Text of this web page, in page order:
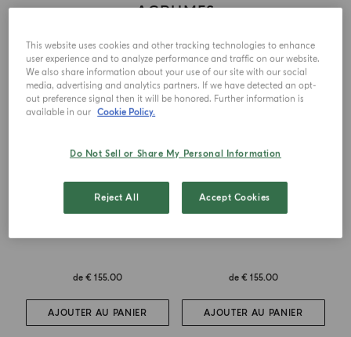
AGRUMES
NOUVEAUTÉS
de€ 155.00
AJOUTER AU PANIER
BEST SELLERS
de€ 155.00
AJOUTER AU PANIER
This website uses cookies and other tracking technologies to enhance
user experience and to analyze performance and traffic on our website.
We also share information about your use of our site with our social
media, advertising and analytics partners. If we have detected an opt-
out preference signal then it will be honored. Further information is
available in our Cookie Policy.
Do Not Sell or Share My Personal Information
Reject All Accept Cookies